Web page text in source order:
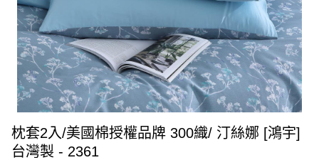
枕套2入/美國棉授權品牌 300織/ 汀絲娜 [鴻宇]
台灣製 - 2361